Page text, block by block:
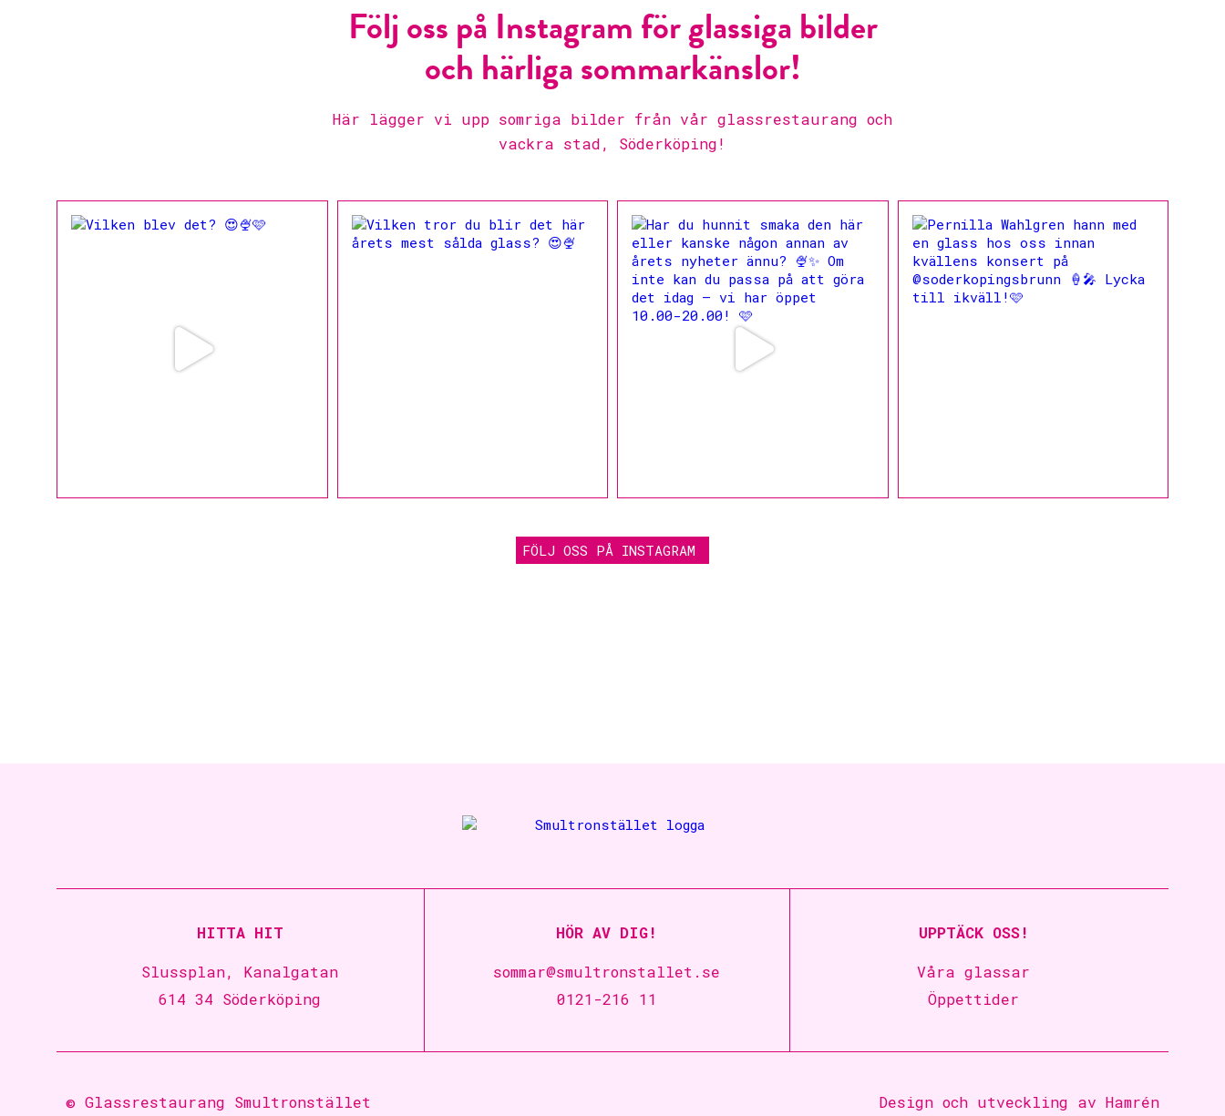
Följ oss på Instagram för glassiga bilder
och härliga sommarkänslor!
Här lägger vi upp somriga bilder från vår glassrestaurang och
vackra stad, Söderköping!
FÖLJ OSS PÅ INSTAGRAM
HITTA HIT
Slussplan, Kanalgatan
614 34 Söderköping
HÖR AV DIG!
sommar@smultronstallet.se
0121-216 11
UPPTÄCK OSS!
Våra glassar
Öppettider
© Glassrestaurang Smultronstället Design och utveckling av Hamrén